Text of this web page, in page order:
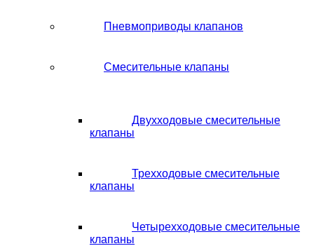
Пневмоприводы клапанов
Смесительные клапаны
Двухходовые смесительные
клапаны
Трехходовые смесительные
клапаны
Четырехходовые смесительные
клапаны